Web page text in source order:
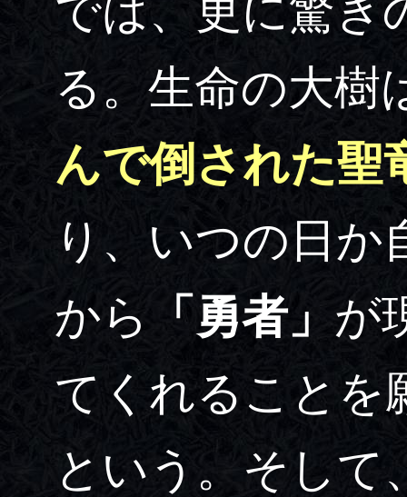
では、更に驚き
る。生命の大樹
んで倒された聖
り、いつの日か
から 「勇者」 が
てくれることを
という。そして